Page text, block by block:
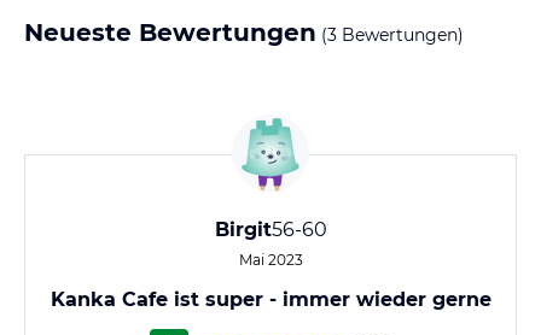
Neueste Bewertungen (3 Bewertungen)
Birgit56-60
Mai 2023
Kanka Cafe ist super - immer wieder gerne